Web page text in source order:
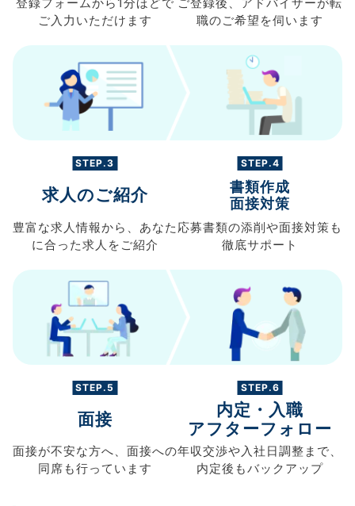
登録フォームから 1分ほどで
ご入力 いただけます
ご登録後、 アドバイザーが転
職のご希望を伺います
STEP.3
求人のご紹介
豊富な求人情報から、 あなた
に合った求人を ご紹介
STEP.4
書類作成
面接対策
応募書類の添削や面接対策も
徹底サポート
STEP.5
面接
面接が不安な方へ、 面接への
同席も行っています
STEP.6
内定・入職
アフターフォロー
年収交渉や入社日調整まで、
内定後もバックアップ